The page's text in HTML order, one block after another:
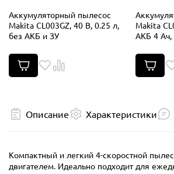
Аккумуляторный пылесос
Makita CL003GZ, 40 В, 0.25 л,
без АКБ и ЗУ
Makita
АКБ 4 Ач,
Описание Характеристики
Компактный и легкий 4-скоростной
двигателем. Идеально подходит для